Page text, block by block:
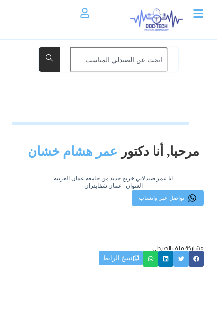
مرحبا, أنا دكتور عمر هشام خشان
انا عمر صيدلاني خريج جديد من جامعة عمان العربية
العنوان : عمان شفابدران
تواصل عبر واتساب
مشاركة ملف الصيدلي:
نسخ الرابط